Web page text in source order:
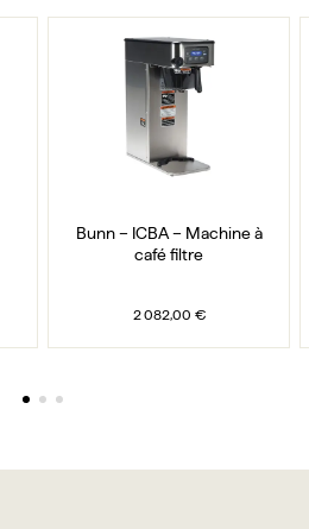
Bunn – ICBA – Machine à
café filtre
2 082,00 €